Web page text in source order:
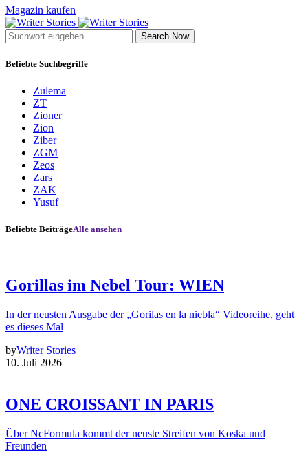
Magazin kaufen
Search Now
Beliebte Suchbegriffe
Zulema
ZT
Zioner
Zion
Ziber
ZGM
Zeos
Zars
ZAK
Yusuf
Beliebte BeiträgeAlle ansehen
Gorillas im Nebel Tour: WIEN
In der neusten Ausgabe der „Gorilas en la niebla“ Videoreihe, geht
es dieses Mal
byWriter Stories
10. Juli 2026
ONE CROISSANT IN PARIS
Über NcFormula kommt der neuste Streifen von Koska und
Freunden